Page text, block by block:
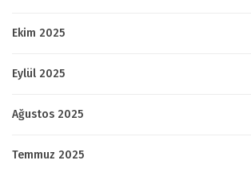
Ekim 2025
Eylül 2025
Ağustos 2025
Temmuz 2025